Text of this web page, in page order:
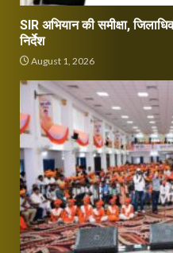
SIR अभियान की समीक्षा,
निर्देश
August 1, 2026